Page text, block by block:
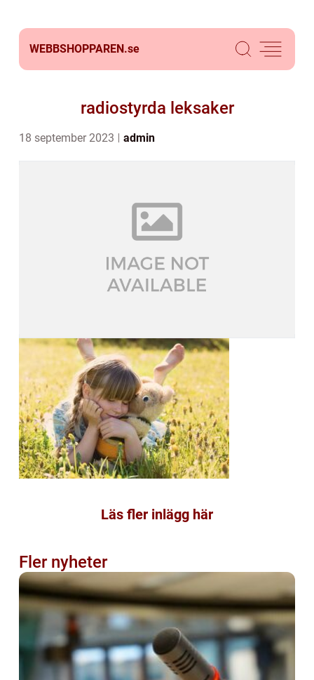
WEBBSHOPPAREN.se
radiostyrda leksaker
18 september 2023 admin
Läs fler inlägg här
Fler nyheter